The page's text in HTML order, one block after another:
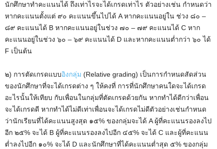
นักศึกษาทำคะแนนได้ ถึงเท่าไรจะได้เกรดเท่าไร ตัวอย่างเช่น กำหนดว่า
หากคะแนนตั้งแต่ ๙๐ คะแนนขึ้นไปได้ A หากคะแนนอยู่ใน ช่วง ๘๐ –
๘๙ คะแนนได้ B หากคะแนนอยู่ในช่วง ๗๐ – ๗๙ คะแนนได้ C หาก
คะแนนอยู่ในช่วง ๖๐ – ๖๙ คะแนนได้ D และหากคะแนนต่ำกว่า ๖๐ ได้
F เป็นต้น
๒) การตัดเกรดแบบอิงกลุ่ม (Relative grading) เป็นการกำหนดสัดส่วน
ของนักศึกษาที่จะได้เกรดต่าง ๆ ให้คงที่ การที่นักศึกษาคนใดจะได้เกรด
อะไรนั้นให้เทียบ กับเพื่อนในกลุ่มที่ตัดเกรดด้วยกัน หากทำได้ดีกว่าเพื่อน
จะได้เกรดดี หากทำได้ไม่ดีเท่าเพื่อนจะได้เกรดไม่ดีตัวอย่างเช่นกำหนด
ว่านักเรียนที่ได้คะแนนสูงสุด ๑๕% ของกลุ่มจะได้ A ผู้ที่คะแนนรองลงไป
อีก ๒๕% จะได้ B ผู้ที่คะแนนรองลงไปอีก ๔๕% จะได้ C และผู้ที่คะแนน
ต่ำลงไปอีก ๑๐% จะได้ D และนักศึกษาที่ได้คะแนนต่ำสุด ๕% ของกลุ่ม